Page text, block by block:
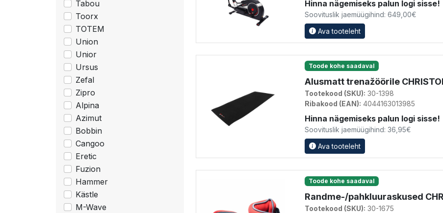
Tabou
Toorx
TOTEM
Union
Unior
Ursus
Zefal
Zipro
Alpina
Azimut
Bobbin
Cangoo
Eretic
Fuzion
Hammer
Kästle
M-Wave
Hinna nägemiseks palun logi sisse!
Soovituslik jaemüügihind: 649,00€
Ava tooteleht
Toode kohe saadaval
Alusmatt trenažöörile
Tootekood (SKU): 30-1398
Ribakood (EAN): 4044163013985
Hinna nägemiseks palun logi sisse!
Soovituslik jaemüügihind: 36,95€
Ava tooteleht
Toode kohe saadaval
Randme-/pahkluuraskused
Tootekood (SKU): 30-1675